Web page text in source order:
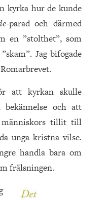
kyrka hur de kunde
-parad och därmed
en ”stolthet”, som
Jag bifogade
att kyrkan skulle
och att
människors tillit till
unga kristna vilse.
handla bara om
frälsningen.